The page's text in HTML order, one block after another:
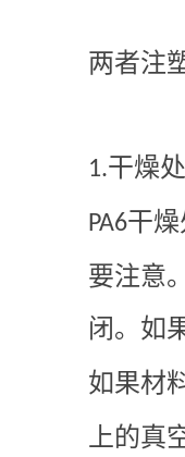
两者注
1.干燥
PA6干
要注意
闭。如
如果材
上的真